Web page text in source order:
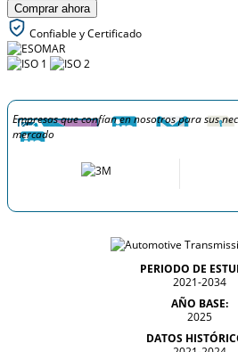
Comprar ahora
Confiable y Certificado
Empresas que confían en nosotros para sus
mercado
PERIODO DE
2021-2034
AÑO BASE:
2025
DATOS